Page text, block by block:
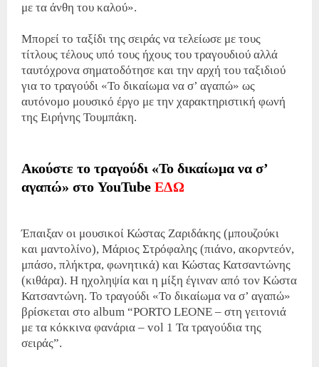
με τα άνθη του καλού».
Μπορεί το ταξίδι της σειράς να τελείωσε με τους
τίτλους τέλους υπό τους ήχους του τραγουδιού αλλά
ταυτόχρονα σηματοδότησε και την αρχή του ταξιδιού
για το τραγούδι «Το δικαίωμα να σ’ αγαπώ» ως
αυτόνομο μουσικό έργο με την χαρακτηριστική φωνή
της Ειρήνης Τουμπάκη.
Ακούστε το τραγούδι «Το δικαίωμα να σ’
αγαπώ» στο YouTube ΕΔΩ
Έπαιξαν οι μουσικοί Κώστας Ζαριδάκης (μπουζούκι
και μαντολίνο), Μάριος Στρόφαλης (πιάνο, ακορντεόν,
μπάσο, πλήκτρα, φωνητικά) και Κώστας Κατσαντώνης
(κιθάρα). Η ηχοληψία και η μίξη έγιναν από τον Kώστα
Κατσαντώνη. Το τραγούδι «Το δικαίωμα να σ’ αγαπώ»
βρίσκεται στο album “PORTO LEONE – στη γειτονιά
με τα κόκκινα φανάρια – vol 1 Τα τραγούδια της
σειράς”.